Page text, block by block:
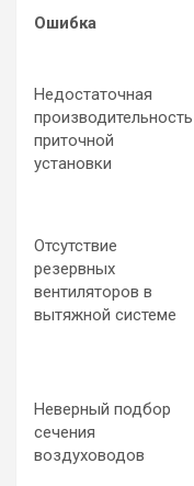
Ошибка
Недостаточная
производительность
приточной
установки
Отсутствие
резервных
вентиляторов в
вытяжной системе
Неверный подбор
сечения
воздуховодов